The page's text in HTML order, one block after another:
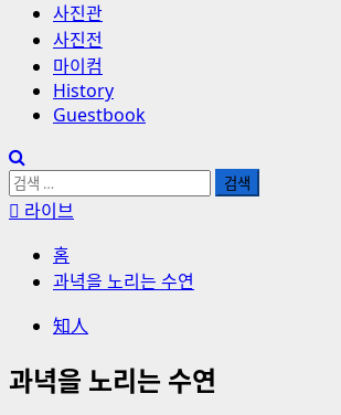
사진관
사진전
마이컴
History
Guestbook
검
색:라이브
홈
과녁을 노리는 수연
知人
과녁을 노리는 수연